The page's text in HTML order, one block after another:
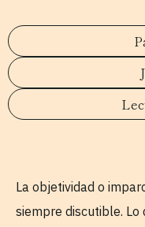
La objetividad o
siempre discutible. Lo